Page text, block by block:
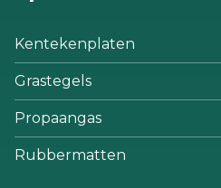
Kentekenplaten
Grastegels
Propaangas
Rubbermatten